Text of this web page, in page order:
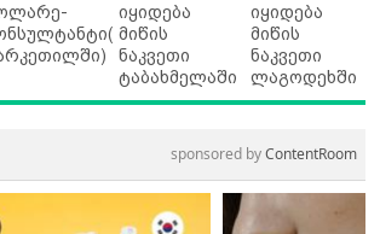
იყიდება
მიწის
ნაკვეთი
ტაბახმელაში
იყიდება
მიწის
ნაკვეთი
ლაგოდეხში
sponsored byContentRoom